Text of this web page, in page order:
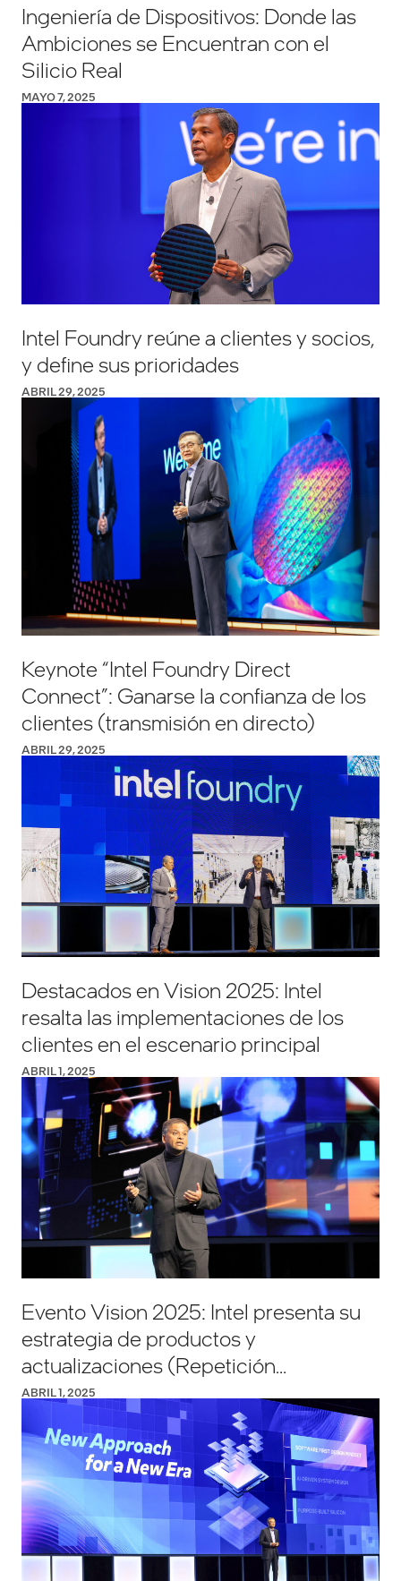
Ingeniería de Dispositivos: Donde las
Ambiciones se Encuentran con el
Silicio Real
MAYO 7, 2025
Intel Foundry reúne a clientes y socios,
y define sus prioridades
ABRIL 29, 2025
Keynote “Intel Foundry Direct
Connect”: Ganarse la confianza de los
clientes (transmisión en directo)
ABRIL 29, 2025
Destacados en Vision 2025: Intel
resalta las implementaciones de los
clientes en el escenario principal
ABRIL 1, 2025
Evento Vision 2025: Intel presenta su
estrategia de productos y
actualizaciones (Repetición
disponible)
ABRIL 1, 2025